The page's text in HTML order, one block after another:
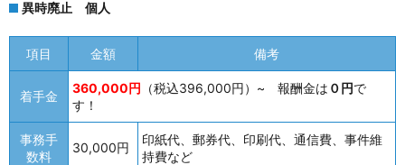
異時廃止 個人
項目 金額 備考
着手金
360,000円 （税込396,000円）~ 報酬金は ０円で
す！
事務手
数料
30,000円
印紙代、郵券代、印刷代、通信費、事件維
持費など